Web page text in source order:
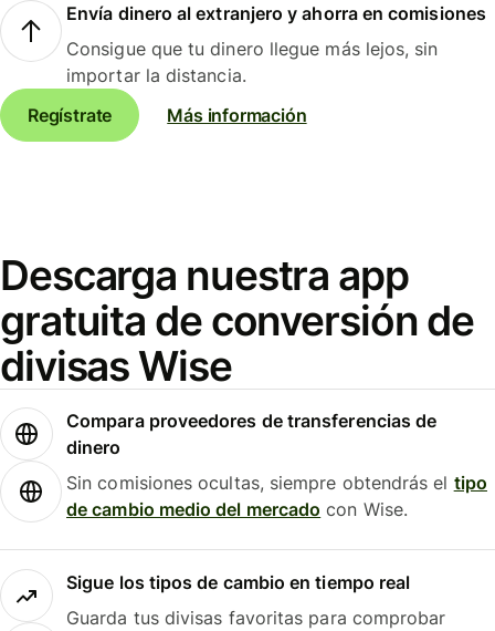
Envía dinero al extranjero y ahorra en comisiones
Consigue que tu dinero llegue más lejos, sin
importar la distancia.
Regístrate
Más información
Descarga nuestra app
gratuita de conversión de
divisas Wise
Compara proveedores de transferencias de
dinero
Sin comisiones ocultas, siempre obtendrás el tipo
de cambio medio del mercado con Wise.
Sigue los tipos de cambio en tiempo real
Guarda tus divisas favoritas para comprobar